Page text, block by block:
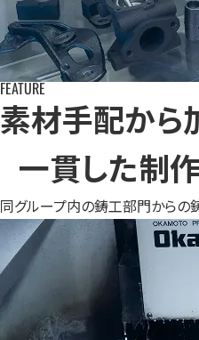
FEATURE
素材手配から
一貫した制
同グループ内の鋳工部門からの